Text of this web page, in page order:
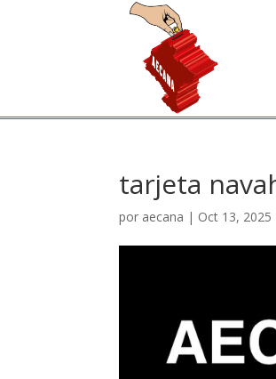
tarjeta
por aecana | Oct 13, 2025